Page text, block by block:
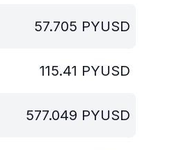
57.705 PYUSD
115.41 PYUSD
577.049 PYUSD